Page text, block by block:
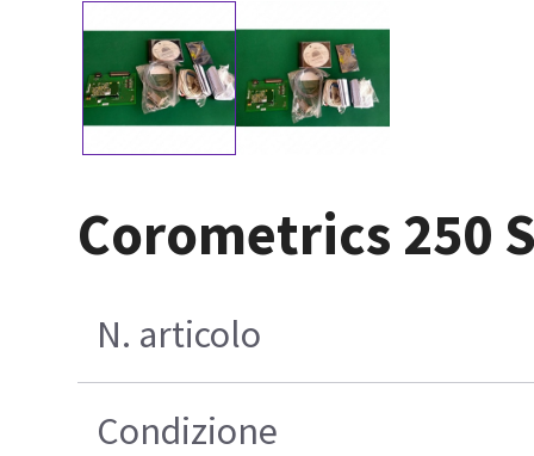
Corometrics 250
N. articolo
Condizione